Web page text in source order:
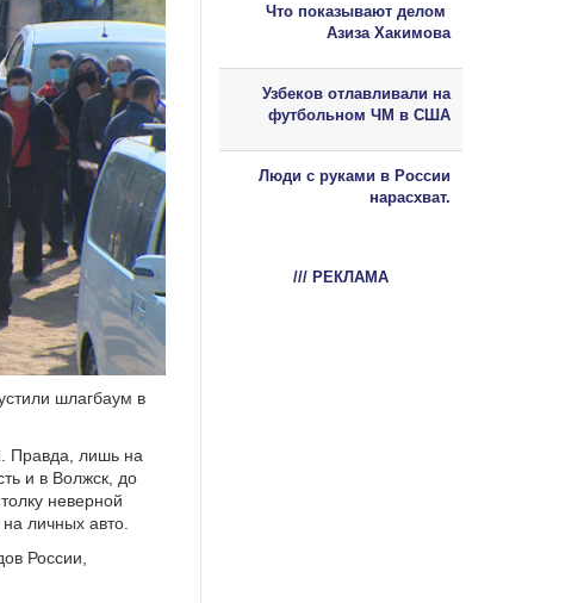
шлагбаум в
Правда, лишь на
и в Волжск, до
неверной
личных авто.
России,
Что показывают делом
Азиза Хакимова
Узбеков отлавливали на
футбольном ЧМ в США
Люди с руками в России
нарасхват.
/// РЕКЛАМА